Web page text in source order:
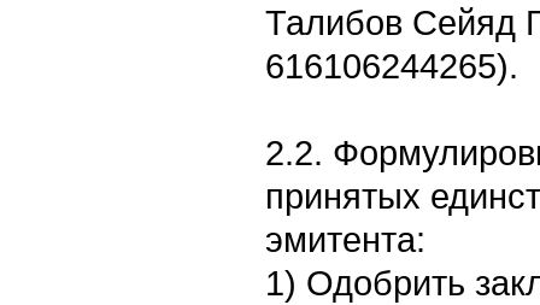
Талибов Сейяд
616106244265).
2.2.
принятых
эмитента:
1) Одобрить